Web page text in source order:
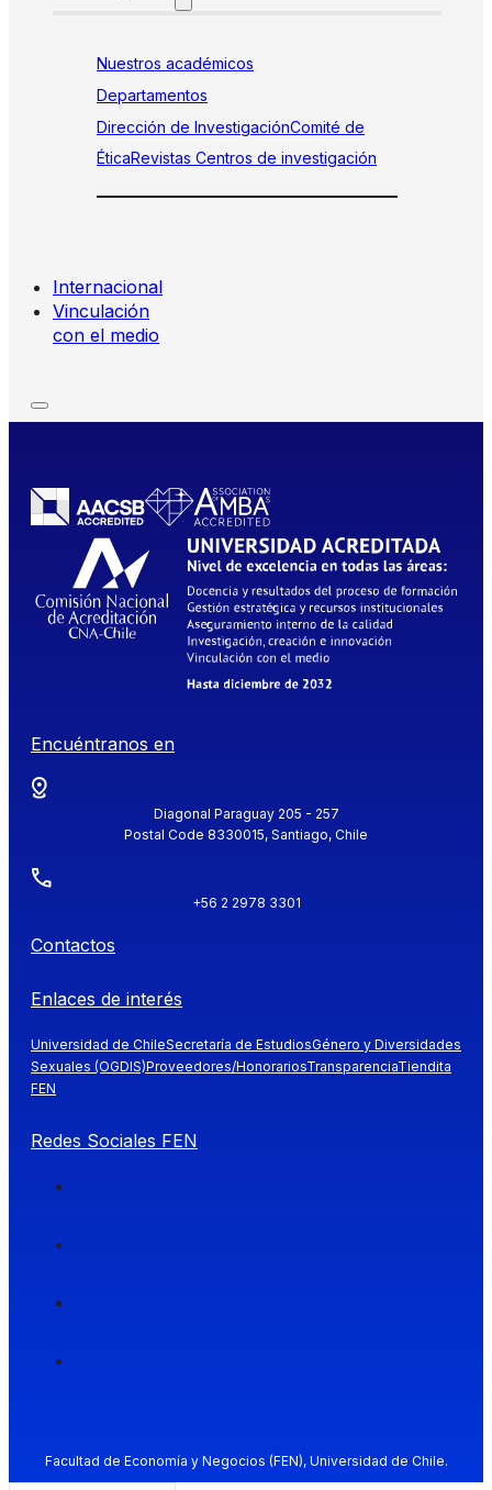
Nuestros académicos
Departamentos
Dirección de InvestigaciónComité de
ÉticaRevistas Centros de investigación
Internacional
Vinculación
con el medio
Encuéntranos en
Diagonal Paraguay 205 - 257
Postal Code 8330015, Santiago, Chile
+56 2 2978 3301
Contactos
Enlaces de interés
Universidad de ChileSecretaría de EstudiosGénero y Diversidades
Sexuales (OGDIS)Proveedores/HonorariosTransparenciaTiendita
FEN
Redes Sociales FEN
Facultad de Economía y Negocios (FEN), Universidad de Chile.